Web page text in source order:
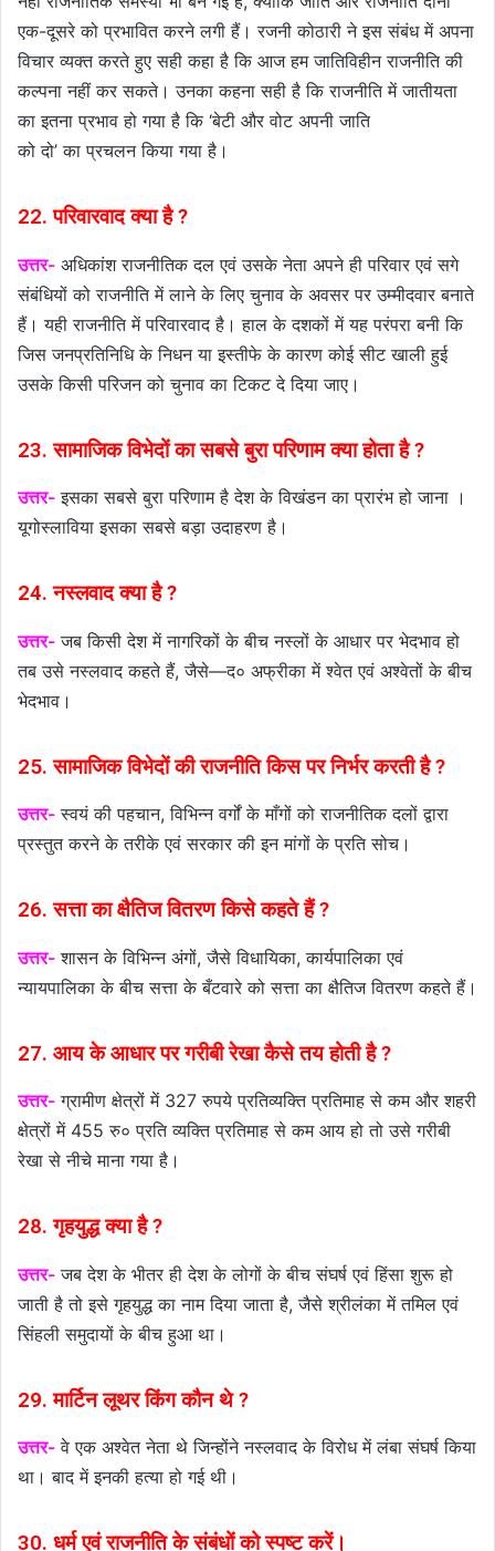
एक-दूसरे को प्रभावित करने लगी हैं। रजनी कोठारी ने इस संबंध में अपना
विचार व्यक्त करते हुए सही कहा है कि आज हम जातिविहीन राजनीति की
कल्पना नहीं कर सकते। उनका कहना सही है कि राजनीति में जातीयता
का इतना प्रभाव हो गया है कि ‘बेटी और वोट अपनी जाति
को दो’ का प्रचलन किया गया है।
22. परिवारवाद क्या है ?
उत्तर- अधिकांश राजनीतिक दल एवं उसके नेता अपने ही परिवार एवं सगे
संबंधियों को राजनीति में लाने के लिए चुनाव के अवसर पर उम्मीदवार बनाते
हैं। यही राजनीति में परिवारवाद है। हाल के दशकों में यह परंपरा बनी कि
जिस जनप्रतिनिधि के निधन या इस्तीफे के कारण कोई सीट खाली हुई
उसके किसी परिजन को चुनाव का टिकट दे दिया जाए।
23. सामाजिक विभेदों का सबसे बुरा परिणाम क्या होता है ?
उत्तर- इसका सबसे बुरा परिणाम है देश के विखंडन का प्रारंभ हो जाना ।
यूगोस्लाविया इसका सबसे बड़ा उदाहरण है।
24. नस्लवाद क्या है ?
उत्तर- जब किसी देश में नागरिकों के बीच नस्लों के आधार पर भेदभाव हो
तब उसे नस्लवाद कहते हैं, जैसे—द० अफ्रीका में श्वेत एवं अश्वेतों के बीच
भेदभाव।
25. सामाजिक विभेदों की राजनीति किस पर निर्भर करती है ?
उत्तर- स्वयं की पहचान, विभिन्न वर्गों के माँगों को राजनीतिक दलों द्वारा
प्रस्तुत करने के तरीके एवं सरकार की इन मांगों के प्रति सोच।
26. सत्ता का क्षैतिज वितरण किसे कहते हैं ?
उत्तर- शासन के विभिन्न अंगों, जैसे विधायिका, कार्यपालिका एवं
न्यायपालिका के बीच सत्ता के बँटवारे को सत्ता का क्षैतिज वितरण कहते हैं।
27. आय के आधार पर गरीबी रेखा कैसे तय होती है ?
उत्तर- ग्रामीण क्षेत्रों में 327 रुपये प्रतिव्यक्ति प्रतिमाह से कम और शहरी
क्षेत्रों में 455 रु० प्रति व्यक्ति प्रतिमाह से कम आय हो तो उसे गरीबी
रेखा से नीचे माना गया है।
28. गृहयुद्ध क्या है ?
उत्तर- जब देश के भीतर ही देश के लोगों के बीच संघर्ष एवं हिंसा शुरू हो
जाती है तो इसे गृहयुद्ध का नाम दिया जाता है, जैसे श्रीलंका में तमिल एवं
सिंहली समुदायों के बीच हुआ था।
29. मार्टिन लूथर किंग कौन थे ?
उत्तर- वे एक अश्वेत नेता थे जिन्होंने नस्लवाद के विरोध में लंबा संघर्ष किया
था। बाद में इनकी हत्या हो गई थी।
30. धर्म एवं राजनीति के संबंधों को स्पष्ट करें।